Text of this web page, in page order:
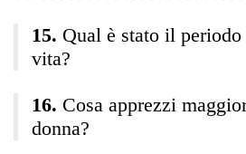
Qual è stato il
vita?
Cosa apprezzi
donna?